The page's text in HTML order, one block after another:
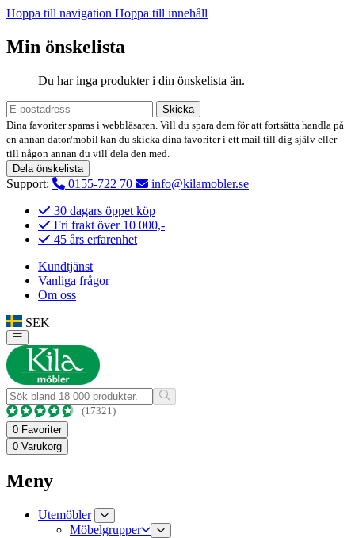
Hoppa till navigation Hoppa till innehåll
Min önskelista
Du har inga produkter i din önskelista än.
Skicka
Dina favoriter sparas i webbläsaren. Vill du spara dem för att fortsätta handla på
en annan dator/mobil kan du skicka dina favoriter i ett mail till dig själv eller
till någon annan du vill dela den med.
Dela önskelista
Support: 0155-722 70
info@kilamobler.se
30 dagars öppet köp
Fri frakt över 10 000,-
45 års erfarenhet
Kundtjänst
Vanliga frågor
Om oss
SEK
(17321)
0 Favoriter
0 Varukorg
Meny
Utemöbler
Möbelgrupper